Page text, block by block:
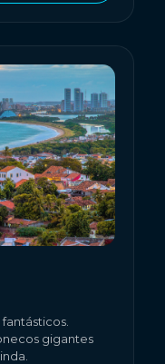
gigantes